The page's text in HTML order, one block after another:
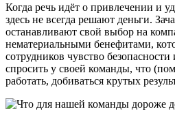
Когда речь идёт о привлечении и
здесь не всегда решают деньги.
останавливают свой выбор на
нематериальными бенефитами,
сотрудников чувство
спросить у своей команды, что
работать, добиваться крутых